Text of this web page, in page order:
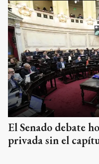
El Senado debate
privada sin el